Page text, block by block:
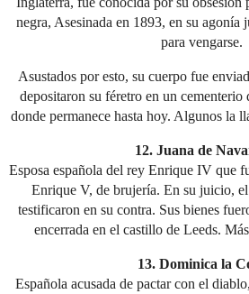
negra, Asesinada en 1893, en su agonía
para vengarse.
Asustados por esto, su cuerpo fue
depositaron su féretro en un cementerio
donde permanece hasta hoy. Algunos la
12. Juana de
Esposa española del rey Enrique IV que
Enrique V, de brujería. En su juicio,
testificaron en su contra. Sus bienes
encerrada en el castillo de Leeds.
13. Dominica la
Española acusada de pactar con el